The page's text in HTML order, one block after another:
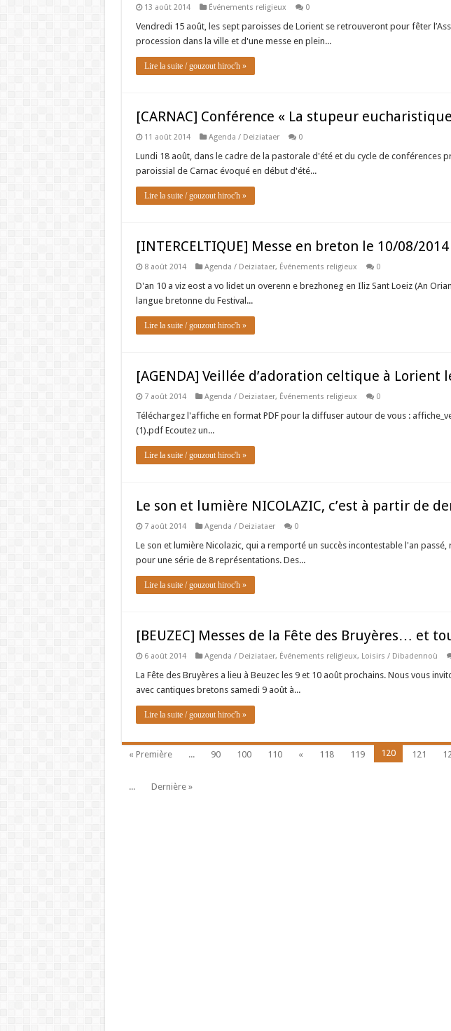
13 août 2014 Événements religieux 0
Vendredi 15 août, les sept paroisses de Lorient se retrouveront pour fêter
procession dans la ville et d'une messe en plein...
Lire la suite / gouzout hiroc'h »
[CARNAC] Conférence « La stupeur
11 août 2014 Agenda / Deiziataer 0
Lundi 18 août, dans le cadre de la pastorale d'été et du cycle de conférences
paroissial de Carnac évoqué en début d'été...
Lire la suite / gouzout hiroc'h »
[INTERCELTIQUE] Messe en breton le 10/08/2014
8 août 2014 Agenda / Deiziataer, Événements religieux 0
D'an 10 a viz eost a vo lidet un overenn e brezhoneg en Iliz Sant Loeiz (An
langue bretonne du Festival...
Lire la suite / gouzout hiroc'h »
[AGENDA] Veillée d’adoration celtique à Lorient
7 août 2014 Agenda / Deiziataer, Événements religieux 0
Téléchargez l'affiche en format PDF pour la diffuser autour de vous :
(1).pdf Ecoutez un...
Lire la suite / gouzout hiroc'h »
Le son et lumière NICOLAZIC, c’est à partir de
7 août 2014 Agenda / Deiziataer 0
Le son et lumière Nicolazic, qui a remporté un succès incontestable l'an
pour une série de 8 représentations. Des...
Lire la suite / gouzout hiroc'h »
[BEUZEC] Messes de la Fête des Bruyères… et
6 août 2014 Agenda / Deiziataer, Événements religieux, Loisirs / Dibadennoù
La Fête des Bruyères a lieu à Beuzec les 9 et 10 août prochains. Nous vous
avec cantiques bretons samedi 9 août à...
Lire la suite / gouzout hiroc'h »
« Première ... 90 100 110 « 118 119 120 121
...
Dernière »